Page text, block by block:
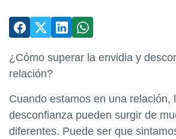
¿Cómo superar la envidia y
relación?
Cuando estamos en una relación,
desconfianza pueden surgir de
diferentes. Puede ser que